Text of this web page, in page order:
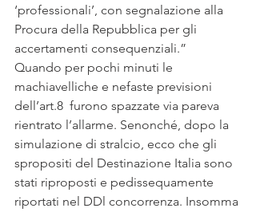
‘professionali’, con segnalazione alla
Procura della Repubblica per gli
accertamenti consequenziali.”
Quando per pochi minuti le
machiavelliche e nefaste previsioni
dell’art.8  furono spazzate via pareva
rientrato l’allarme. Senonché, dopo la
simulazione di stralcio, ecco che gli
spropositi del Destinazione Italia sono
stati riproposti e pedissequamente
riportati nel DDl concorrenza. Insomma